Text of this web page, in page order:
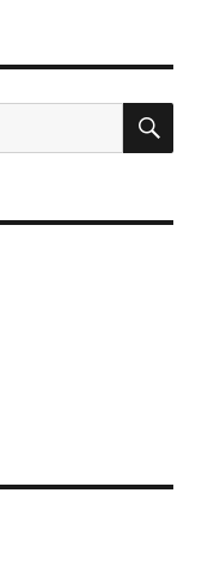
in
Polen,
Ungarn,